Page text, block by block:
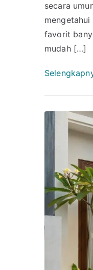
secara
favorit
mudah […]